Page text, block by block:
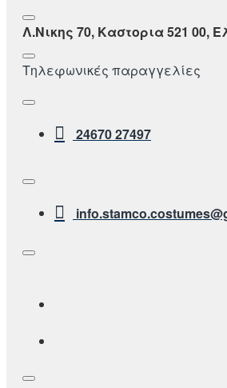
Λ.Νικης 70, Καστορια 521 00,
Τηλεφωνικές παραγγελίες
24670 27497